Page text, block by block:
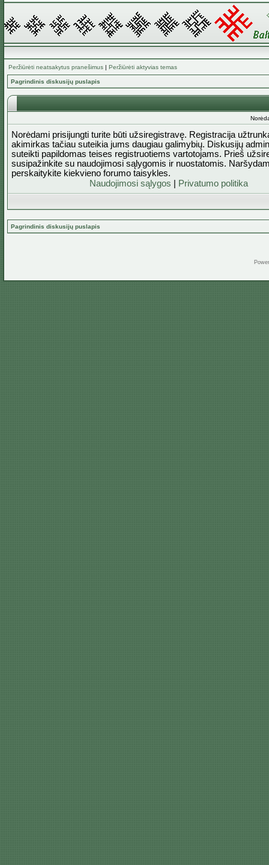
Peržiūrėti neatsakytus pranešimus | Peržiūrėti aktyvias temas
Pagrindinis diskusijų puslapis
Norėdami prisijungti turite būti užsiregistravę. Registracija
akimirkas tačiau suteikia jums daugiau galimybių. Diskusijų
suteikti papildomas teises registruotiems vartotojams. Prieš
susipažinkite su naudojimosi sąlygomis ir nuostatomis.
perskaitykite kiekvieno forumo taisykles.
Naudojimosi sąlygos
Privatumo politika
Pagrindinis diskusijų puslapis